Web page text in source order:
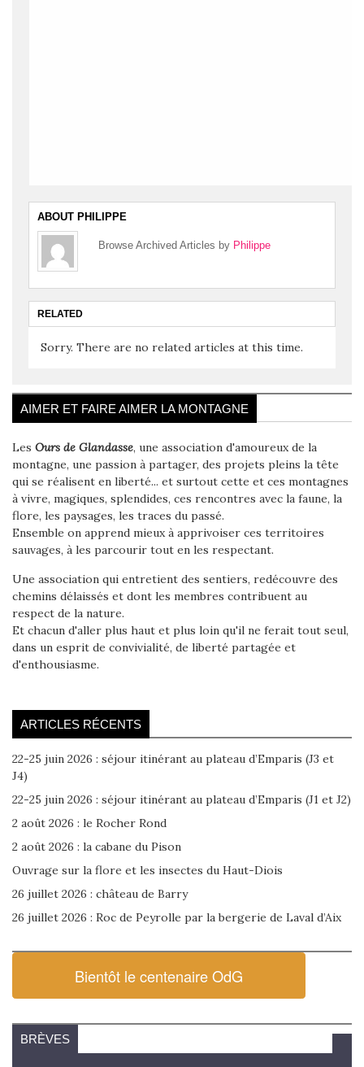
ABOUT PHILIPPE
Browse Archived Articles by Philippe
RELATED
Sorry. There are no related articles at this time.
AIMER ET FAIRE AIMER LA MONTAGNE
Les Ours de Glandasse, une association d'amoureux de la
montagne, une passion à partager, des projets pleins la tête
qui se réalisent en liberté... et surtout cette et ces montagnes
à vivre, magiques, splendides, ces rencontres avec la faune, la
flore, les paysages, les traces du passé.
Ensemble on apprend mieux à apprivoiser ces territoires
sauvages, à les parcourir tout en les respectant.
Une association qui entretient des sentiers, redécouvre des
chemins délaissés et dont les membres contribuent au
respect de la nature.
Et chacun d'aller plus haut et plus loin qu'il ne ferait tout seul,
dans un esprit de convivialité, de liberté partagée et
d'enthousiasme.
ARTICLES RÉCENTS
22-25 juin 2026 : séjour itinérant au plateau d’Emparis (J3 et
J4)
22-25 juin 2026 : séjour itinérant au plateau d’Emparis (J1 et J2)
2 août 2026 : le Rocher Rond
2 août 2026 : la cabane du Pison
Ouvrage sur la flore et les insectes du Haut-Diois
26 juillet 2026 : château de Barry
26 juillet 2026 : Roc de Peyrolle par la bergerie de Laval d’Aix
Bientôt le centenaire OdG
BRÈVES